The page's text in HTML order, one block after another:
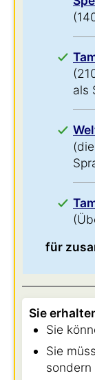
als
für
Sie
Sie
Sie
sondern